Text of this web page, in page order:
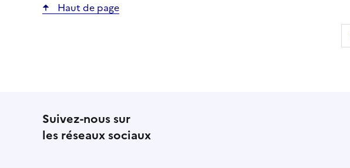
Haut de page
Suivez-nous sur
les réseaux sociaux